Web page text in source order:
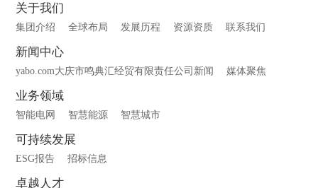
关于我们
集团介绍 全球布局 发展历程 资源资质 联系我们
新闻中心
yabo.com大庆市鸣典汇经贸有限责任公司新闻 媒体聚焦
业务领域
智能电网 智慧能源 智慧城市
可持续发展
ESG报告 招标信息
卓越人才